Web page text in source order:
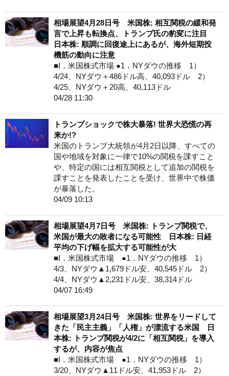
相場展望4月28日号 米国株: 相互関税の緩和発
言で上昇も転換点、トランプ氏の豹変に注目
日本株: 順調に回復途上にあるが、海外短期投
機筋の動向に注意
■I．米国株式市場 ●1．NYダウの推移 1）
4/24、NYダウ＋486ドル高、40,093ドル 2）
4/25、NYダウ＋20高、40,113ドル
04/28 11:30
トランプショックで株大暴落! 世界大恐慌の再
来か!?
米国のトランプ大統領が4月2日以降、すべての
国や地域を対象に一律で10%の関税を課すこと
や、特定の国には相互関税として追加の関税を
課すことを発表したことを受け、世界中で株価
が暴落した。
04/09 10:13
相場展望4月7日号 米国株: トランプ関税で、
米国が最大の敗者になる可能性 日本株: 日経
平均の下げ幅を拡大する可能性が大
■I．米国株式市場 ●1．NYダウの推移 1）
4/3、NYダウ▲1,679ドル安、40,545ドル 2）
4/4、NYダウ▲2,231ドル安、38,314ドル
04/07 16:49
相場展望3月24日号 米国株: 世界をリードして
きた「民主主義」「人権」が漂流する米国 日
本株: トランプ関税が4/2に「相互関税」を導入
するが、内容が焦点
■I．米国株式市場 ●1．NYダウの推移 1）
3/20、NYダウ▲11ドル安、41,953ドル 2）